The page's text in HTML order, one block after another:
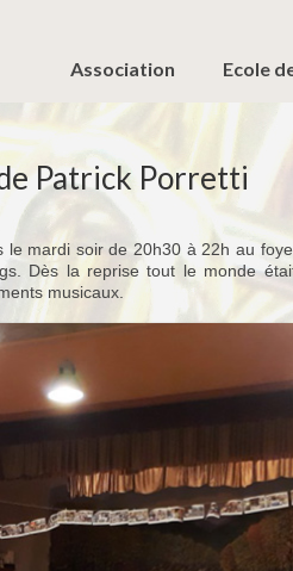
Association Ecole
Patrick Porretti
mardi soir de 20h30 à 22h au
Dès la reprise tout le monde
musicaux.